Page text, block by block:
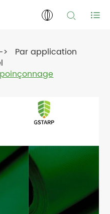
Par application